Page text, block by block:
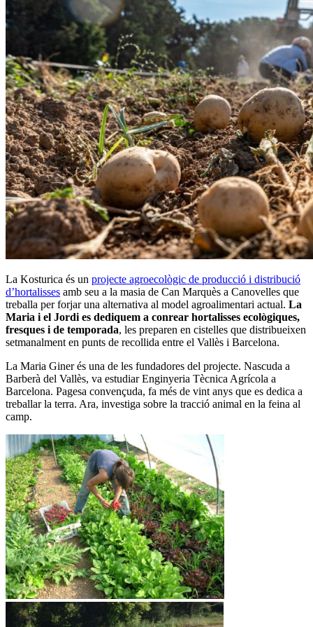
La Kosturica és un projecte agroecològic de producció i distribució
d’hortalisses amb seu a la masia de Can Marquès a Canovelles que
treballa per forjar una alternativa al model agroalimentari actual. La
Maria i el Jordi es dediquem a conrear hortalisses ecològiques,
fresques i de temporada, les preparen en cistelles que distribueixen
setmanalment en punts de recollida entre el Vallès i Barcelona.
La Maria Giner és una de les fundadores del projecte. Nascuda a
Barberà del Vallès, va estudiar Enginyeria Tècnica Agrícola a
Barcelona. Pagesa convençuda, fa més de vint anys que es dedica a
treballar la terra. Ara, investiga sobre la tracció animal en la feina al
camp.